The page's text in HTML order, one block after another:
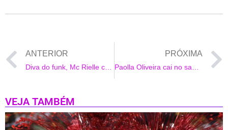
ANTERIOR PRÓXIMA
VEJA TAMBÉM